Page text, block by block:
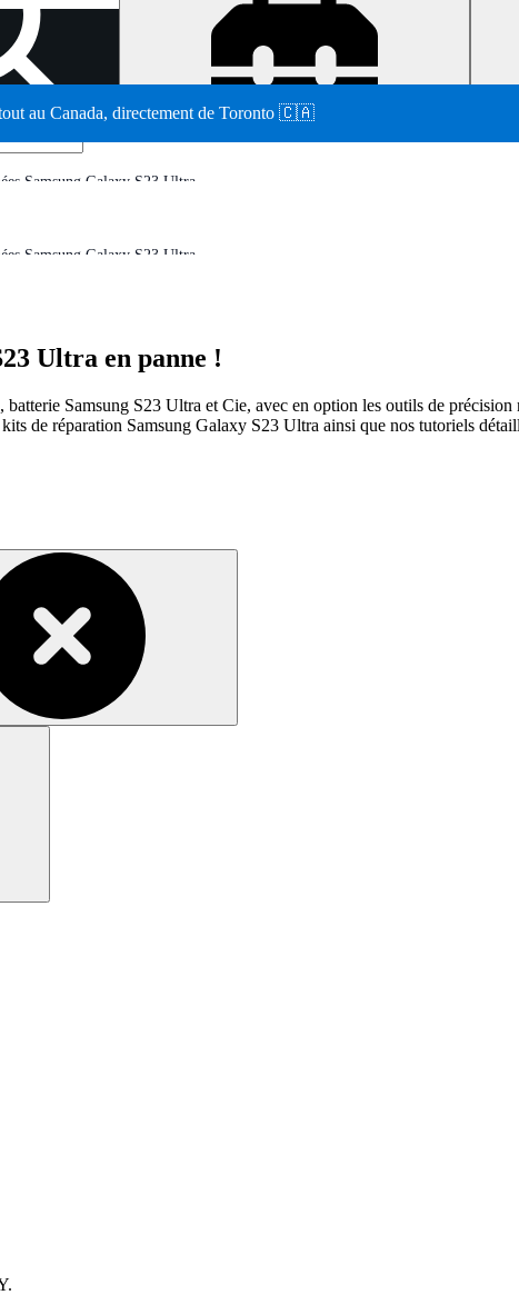
au Canada, directement de Toronto 🇨🇦
Samsung Galaxy S23 Ultra
Samsung Galaxy S23 Ultra
Ultra en panne !
Samsung S23 Ultra et Cie, avec en option les outils de précision
de réparation Samsung Galaxy S23 Ultra ainsi que nos tutoriels